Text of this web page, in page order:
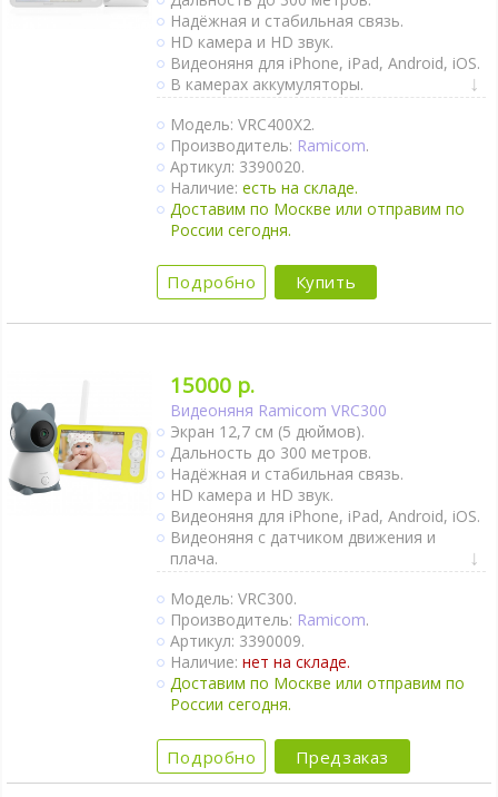
Надёжная и стабильная связь.
HD камера и HD звук.
Видеоняня для iPhone, iPad, Android, iOS.
В камерах аккумуляторы.
Видеоняня с родительским блоком.
Крепление-прищепка камеры.
Двухсторонняя связь.
Активация при плаче (VOX).
Непрерывный мониторинг.
Датчик движения.
Термометр.
температуры.
Гигрометр.
Автономное питание детского блока.
Крепление на стене.
Ночное видение.
Интернет-доступ через Wi-Fi.
2 камеры в комплекте.
Модель: VRC400X2.
Производитель: Ramicom.
Артикул: 3390020.
Наличие:есть на складе.
Доставим по Москве или отправим по
России сегодня.
Подробно Купить
15000 р.
Видеоняня Ramicom VRC300
Экран 12,7 см (5 дюймов).
Дальность до 300 метров.
Надёжная и стабильная связь.
HD камера и HD звук.
Видеоняня для iPhone, iPad, Android, iOS.
Видеоняня с датчиком движения и
плача.
крепления камеры на любых предметах.
Двухсторонняя связь.
Активация при плаче (VOX).
Непрерывный мониторинг.
Видеоняня с датчиком движения и
гигрометром.
Оповещение об изменении
температуры.
Модель: VRC300.
Производитель: Ramicom.
Артикул: 3390009.
Наличие:нет на складе.
Доставим по Москве или отправим по
России сегодня.
Подробно Предзаказ